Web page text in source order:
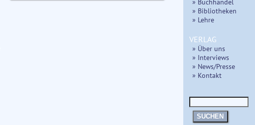
» Bibliotheken
» Lehre
VERLAG
» Über uns
» Interviews
» News/Presse
» Kontakt
SUCHEN